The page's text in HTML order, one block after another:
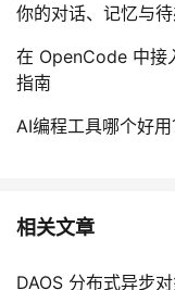
你的对话、记忆与
在 OpenCode 中接
指南
AI编程工具哪个好
相关文章
DAOS 分布式异步